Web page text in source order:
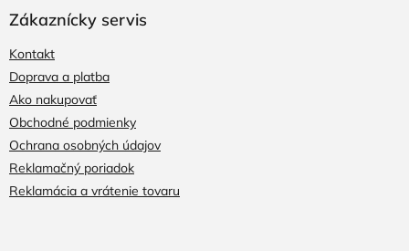
Zákaznícky servis
Kontakt
Doprava a platba
Ako nakupovať
Obchodné podmienky
Ochrana osobných údajov
Reklamačný poriadok
Reklamácia a vrátenie tovaru